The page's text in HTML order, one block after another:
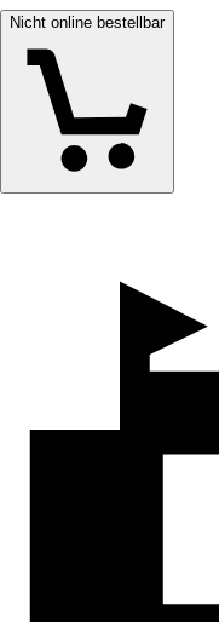
Nicht online bestellbar